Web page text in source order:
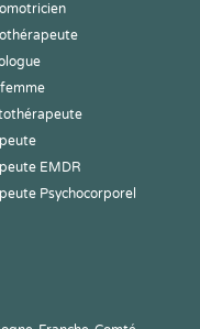
EMDR
Psychocorporel